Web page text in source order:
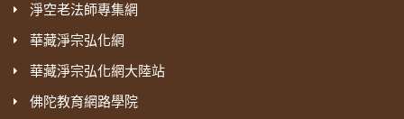
淨空老法師專集網
華藏淨宗弘化網
華藏淨宗弘化網大陸站
佛陀教育網路學院